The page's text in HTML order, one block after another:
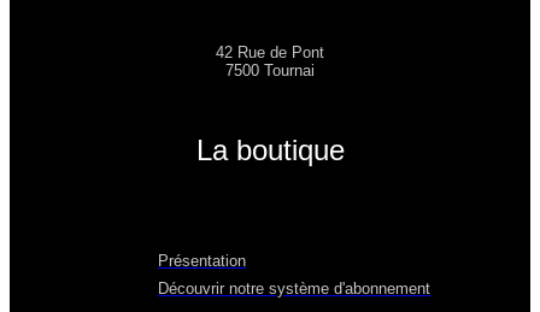
42 Rue de Pont
7500 Tournai
La boutique
Présentation
Découvrir notre système d'abonnement